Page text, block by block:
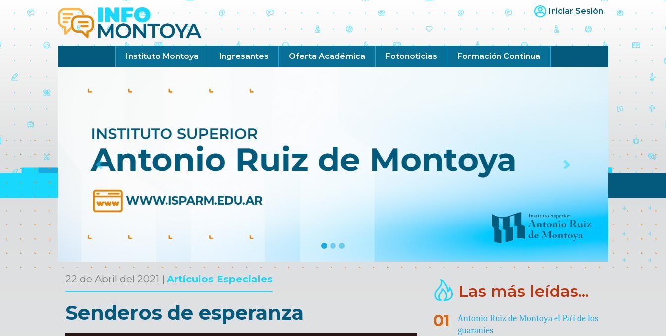
Iniciar Sesión
Instituto Montoya Ingresantes Oferta Académica Fotonoticias Formación Continua
Previous Next
22 de Abril del 2021 | Artículos Especiales
Senderos de esperanza
Las más leídas...
Antonio Ruiz de Montoya el Pa’í de los
guaraníes